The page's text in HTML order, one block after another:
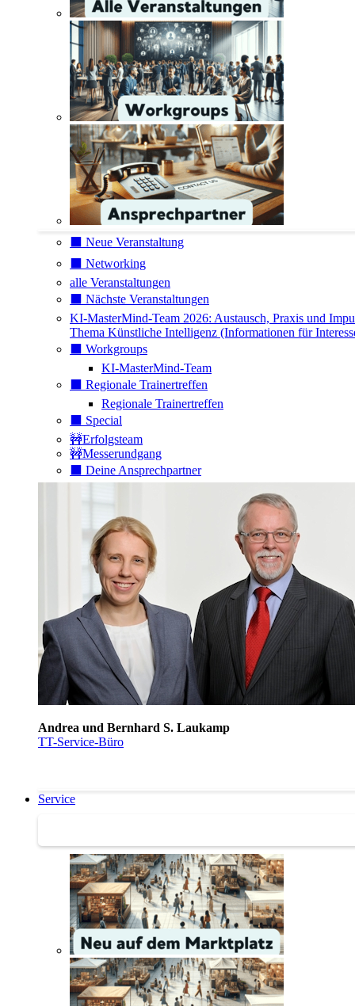
⬛️ Neue Veranstaltung
⬛️ Networking
alle Veranstaltungen
⬛️ Nächste Veranstaltungen
KI-MasterMind-Team 2026: Austausch, Praxis und
Thema Künstliche Intelligenz (Informationen für
⬛️ Workgroups
KI-MasterMind-Team
⬛️ Regionale Trainertreffen
Regionale Trainertreffen
⬛️ Special
🚧Erfolgsteam
🚧Messerundgang
⬛️ Deine Ansprechpartner
Andrea und Bernhard S. Laukamp
TT-Service-Büro
Service